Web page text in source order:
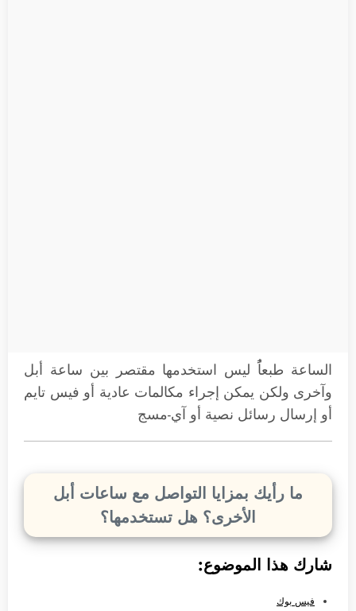
الساعة طبعاًُ ليس استخدمها مقتصر بين ساعة أبل
وآخرى ولكن يمكن إجراء مكالمات عادية أو فيس تايم
أو إرسال رسائل نصية أو آي-مسج
ما رأيك بمزايا التواصل مع ساعات أبل
الأخرى؟ هل تستخدمها؟
شارك هذا الموضوع:
فيس بوك